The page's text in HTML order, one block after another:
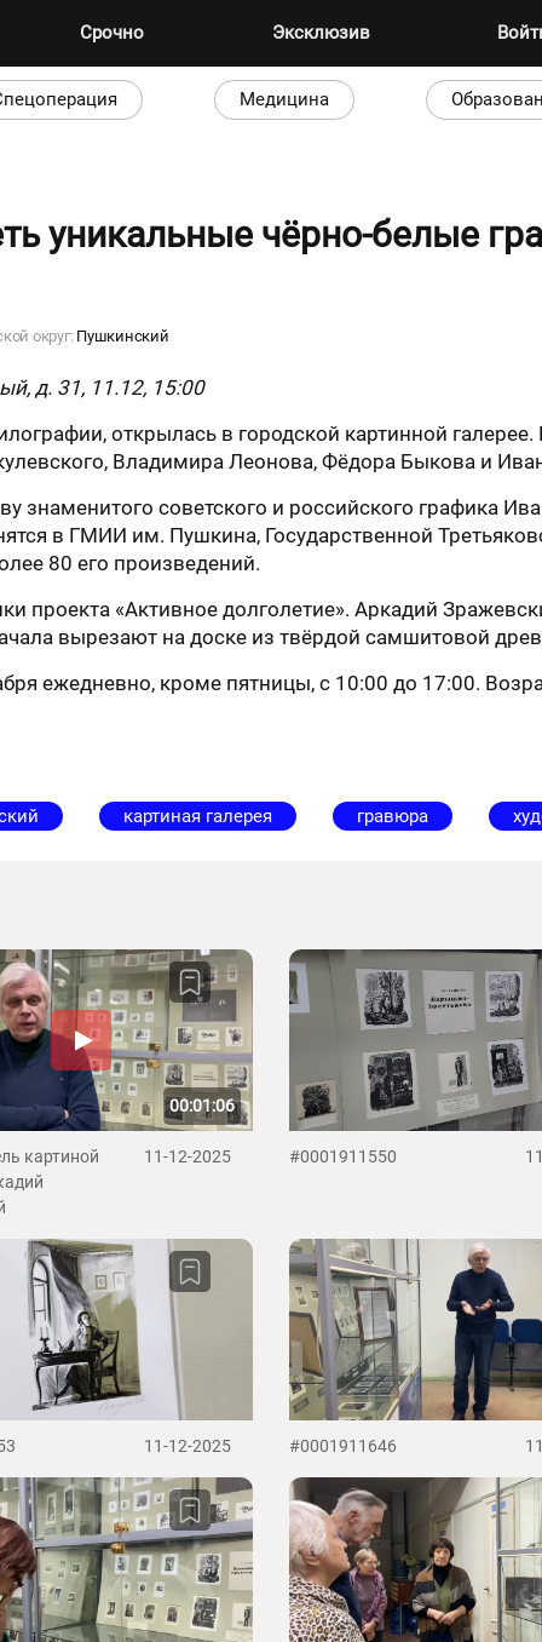
Срочно Эксклюзив
Медицина
уникальные чёрно-белые
округ: Пушкинский
д. 31, 11.12, 15:00
открылась в городской картинной
Владимира Леонова, Фёдора Быкова и
знаменитого советского и российского графика
в ГМИИ им. Пушкина, Государственной
80 его произведений.
проекта «Активное долголетие». Аркадий
вырезают на доске из твёрдой самшитовой
ежедневно, кроме пятницы, с 10:00 до 17:00.
картиная галерея гравюра
00:01:06
картиной
11-12-2025 #0001911550
11-12-2025 #0001911646